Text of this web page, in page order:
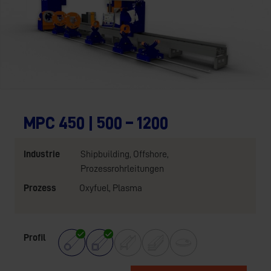
MPC 450 | 500 – 1200
Industrie Shipbuilding, Offshore,
Prozessrohrleitungen
Prozess
Oxyfuel, Plasma
Profil